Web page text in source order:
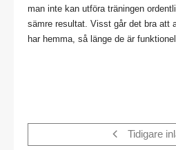
man inte kan utföra träningen
sämre resultat. Visst går det bra att
har hemma, så länge de är
Tidigare